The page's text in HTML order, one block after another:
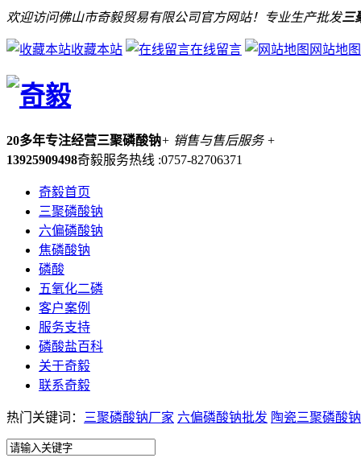
欢迎访问佛山市奇毅贸易有限公司官方网站！专业生产批发三
收藏本站 在线留言 网站地图
20多年专注经营三聚磷酸钠+ 销售与售后服务 +
13925909498奇毅服务热线 :0757-82706371
奇毅首页
三聚磷酸钠
六偏磷酸钠
焦磷酸钠
磷酸
五氧化二磷
客户案例
服务支持
磷酸盐百科
关于奇毅
联系奇毅
热门关键词： 三聚磷酸钠厂家 六偏磷酸钠批发 陶瓷三聚磷酸钠